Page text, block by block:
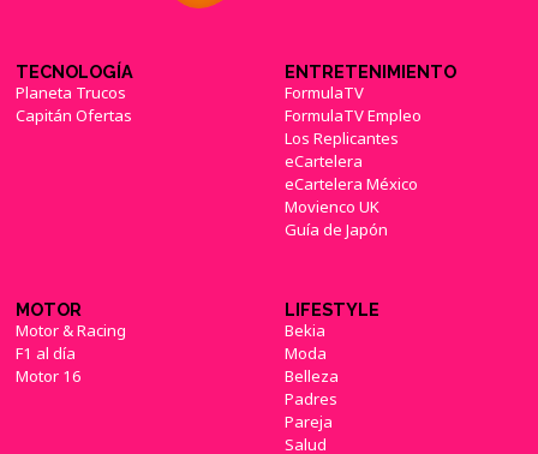
Epic Games Store regalará uno o varios
juegos de 'Batman'; hoy, 'Conarium' (12/09/2019)
TECNOLOGÍA
Planeta Trucos
Capitán Ofertas
ENTRETENIMIENTO
FormulaTV
FormulaTV Empleo
Los Replicantes
eCartelera
eCartelera México
Movienco UK
Guía de Japón
MOTOR
Motor & Racing
F1 al día
Motor 16
LIFESTYLE
Bekia
Moda
Belleza
Padres
Pareja
Salud